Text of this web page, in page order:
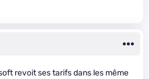
revoit ses tarifs dans les même